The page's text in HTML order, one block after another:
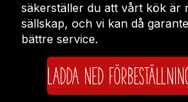
säkerställer du att vårt kök är
sällskap, och vi kan då
bättre service.
Ladda ned